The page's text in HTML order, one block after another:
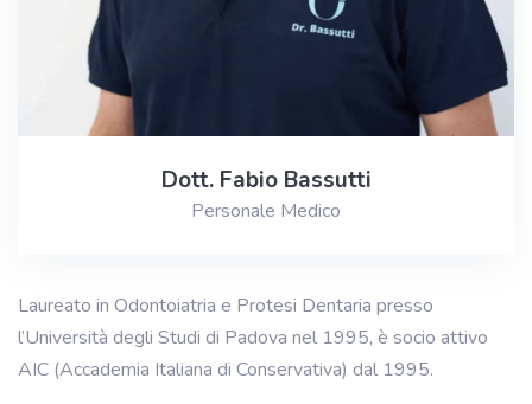
Dott. Fabio Bassutti
Personale Medico
Laureato in Odontoiatria e Protesi Dentaria presso
l’Università degli Studi di Padova nel 1995, è socio attivo
AIC (Accademia Italiana di Conservativa) dal 1995.